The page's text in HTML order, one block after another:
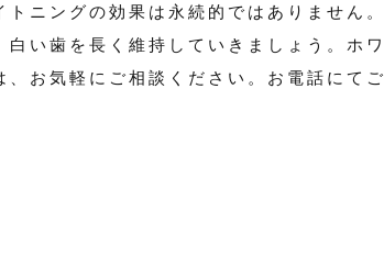
ニングの効果は永続的ではありません。
い歯を長く維持していきましょう。ホワ
お気軽にご相談ください。お電話にてご